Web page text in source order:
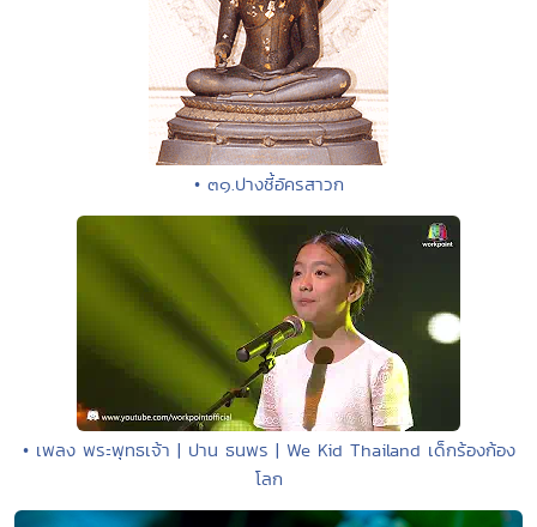
• ๓๑.ปางชี้อัครสาวก
• เพลง พระพุทธเจ้า | ปาน ธนพร | We Kid Thailand เด็กร้องก้อง
โลก